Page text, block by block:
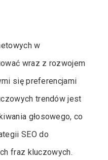
w
wraz z rozwojem
się preferencjami
trendów jest
głosowego, co
SEO do
fraz kluczowych.